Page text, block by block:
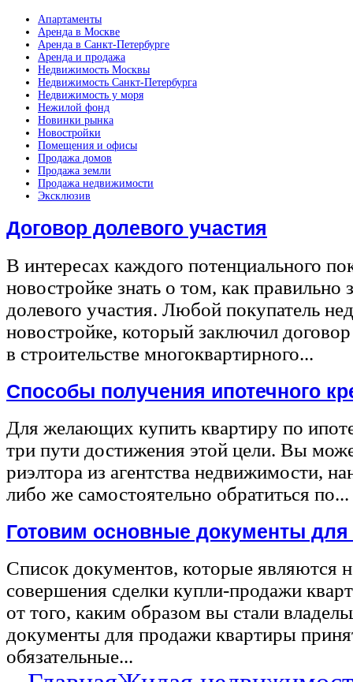
Апартаменты
Аренда в Москве
Аренда в Санкт-Петербурге
Аренда и продажа
Недвижимость Москвы
Недвижимость Санкт-Петербурга
Недвижимость у моря
Нежилой фонд
Новинки рынка
Новостройки
Помещения и офисы
Продажа домов
Продажа земли
Продажа недвижимости
Эксклюзив
Договор долевого участия
В интересах каждого потенциального
новостройке знать о том, как правильно
долевого участия. Любой покупатель
новостройке, который заключил
в строительстве многоквартирного...
Способы получения ипотечного
Для желающих купить квартиру по
три пути достижения этой цели. Вы
риэлтора из агентства недвижимости,
либо же самостоятельно обратиться по...
Готовим основные документы
Список документов, которые являются
совершения сделки купли-продажи
от того, каким образом вы стали
документы для продажи квартиры
обязательные...